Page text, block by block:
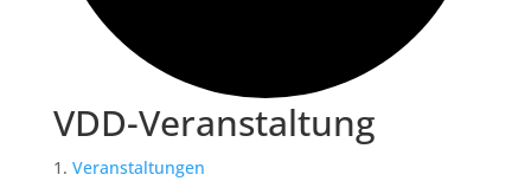
VDD-Veranstaltung
Veranstaltungen